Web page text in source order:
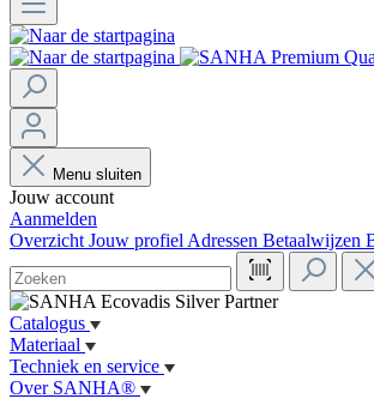
Menu sluiten
Jouw account
Aanmelden
Overzicht Jouw profiel Adressen Betaalwijzen
Catalogus
Materiaal
Techniek en service
Over SANHA®